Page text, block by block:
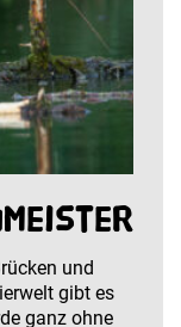
und
gibt es
ganz ohne